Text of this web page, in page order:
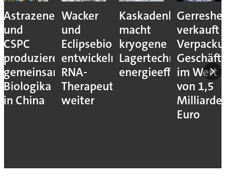
Astrazeneca
und
CSPC
produzieren
gemeinsam
Biologika
in China
Wacker
und
Eclipsebio
entwickeln
RNA-
Therapeutika
weiter
Kaskadenkonzept
macht
kryogene
Lagertechnik
energieeffizienter
verkauft
im Wert
von 1,5
Euro